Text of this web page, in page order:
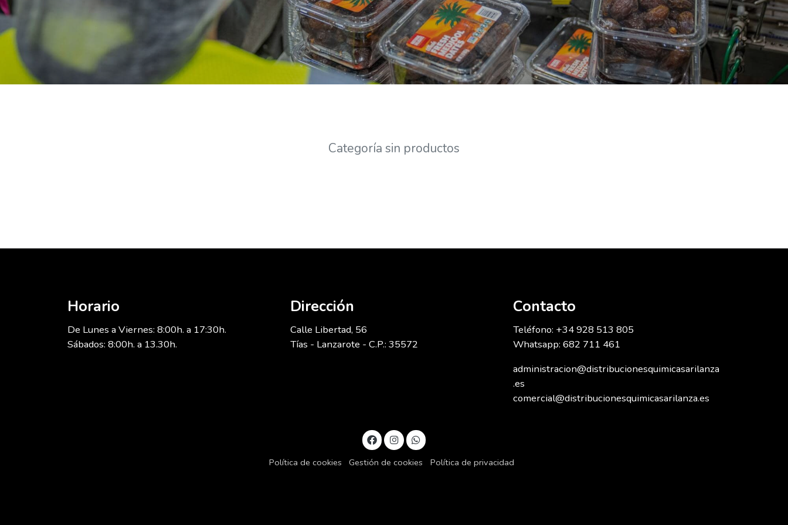
Categoría sin productos
Horario
De Lunes a Viernes: 8:00h. a 17:30h.
Sábados: 8:00h. a 13.30h.
Dirección
Calle Libertad, 56
Tías - Lanzarote - C.P.: 35572
Contacto
Teléfono: +34 928 513 805
Whatsapp: 682 711 461
administracion@distribucionesquimicasarilanza
.es
comercial@distribucionesquimicasarilanza.es
Política de cookies Gestión de cookies Política de privacidad